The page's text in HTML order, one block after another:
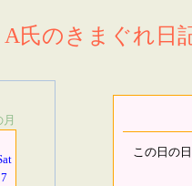
A氏のきまぐれ日
7
この日の